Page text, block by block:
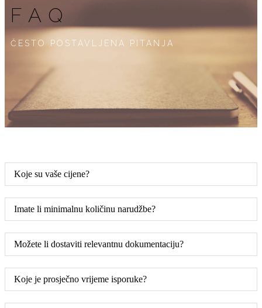
FAQ
ČESTO POSTAVLJENA PITANJA
Koje su vaše cijene?
Imate li minimalnu količinu narudžbe?
Možete li dostaviti relevantnu dokumentaciju?
Koje je prosječno vrijeme isporuke?